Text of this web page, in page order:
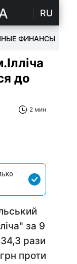
RU
ФИНАНСЫ
до
2 мин
за 9
рази
проти